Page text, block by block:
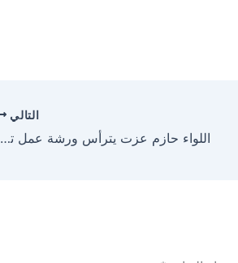
التالي
اللواء حازم عزت يترأس ورشة عمل تحديث منظومة تراخيص المحال العامة ببني سويف